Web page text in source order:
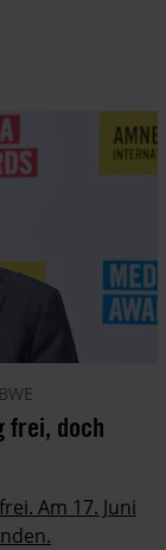
frei, doch
Am 17. Juni